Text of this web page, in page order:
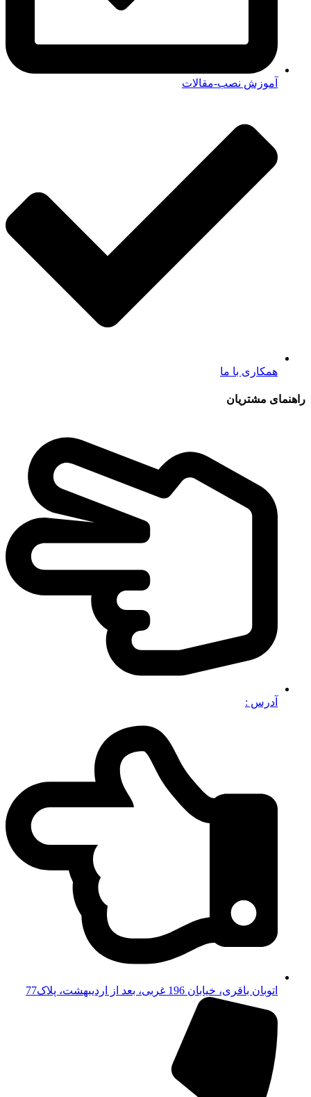
آموزش نصب-مقالات
همکاری با ما
راهنمای مشتریان
آدرس :
اتوبان باقری، خیابان 196 غربی، بعد از اردیبهشت، پلاک77